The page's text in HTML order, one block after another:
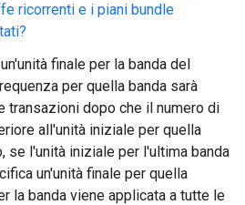
ricorrenti e i piani bundle
finale per la banda del
per quella banda sarà
transazioni dopo che il numero di
all'unità iniziale per quella
se l'unità iniziale per l'ultima banda
un'unità finale per quella
la banda viene applicata a tutte le